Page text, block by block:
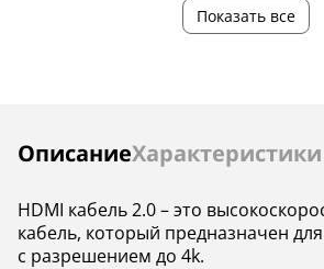
Показать все
ОписаниеХарактеристики
Инструкции
HDMI кабель 2.0 – это
кабель, который предназначен
с разрешением до 4k.